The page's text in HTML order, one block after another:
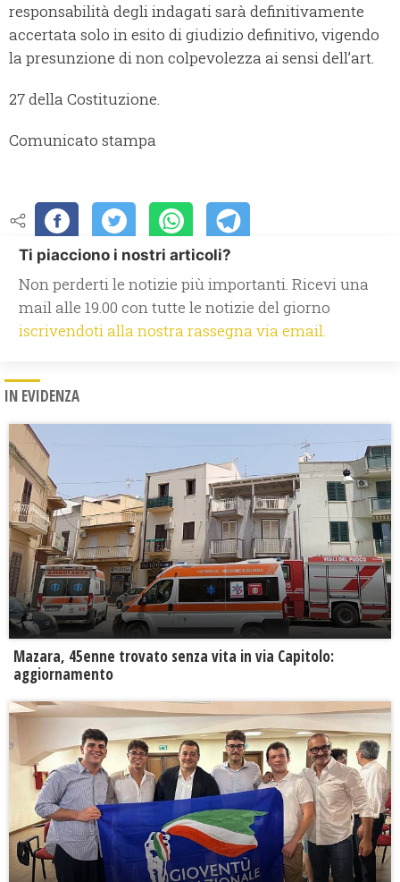
responsabilità degli indagati sarà definitivamente
accertata solo in esito di giudizio definitivo, vigendo
la presunzione di non colpevolezza ai sensi dell’art.
27 della Costituzione.
Comunicato stampa
Ti piacciono i nostri articoli?
Non perderti le notizie più importanti. Ricevi una
mail alle 19.00 con tutte le notizie del giorno
iscrivendoti alla nostra rassegna via email.
IN EVIDENZA
Mazara, 45enne trovato senza vita in via Capitolo:
aggiornamento